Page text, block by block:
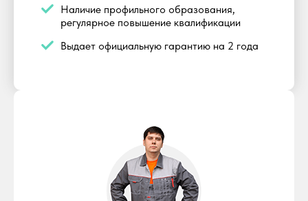
Наличие профильного образования,
регулярное повышение квалификации
Выдает официальную гарантию на 2 года